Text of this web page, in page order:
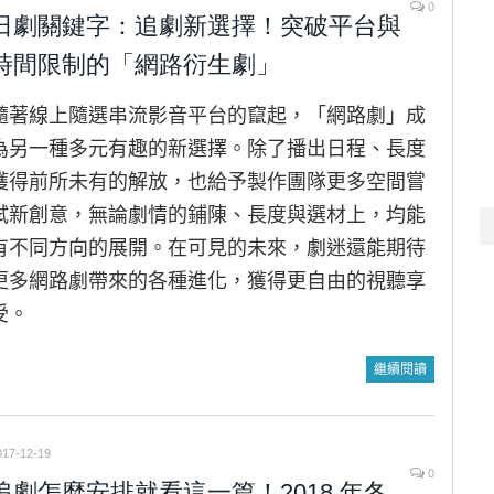
0
劇關鍵字：追劇新選擇！突破平台與
間限制的「網路衍生劇」
著線上隨選串流影音平台的竄起，「網路劇」成
另一種多元有趣的新選擇。除了播出日程、長度
得前所未有的解放，也給予製作團隊更多空間嘗
新創意，無論劇情的鋪陳、長度與選材上，均能
不同方向的展開。在可見的未來，劇迷還能期待
多網路劇帶來的各種進化，獲得更自由的視聽享
。
繼續閱讀
12-19
0